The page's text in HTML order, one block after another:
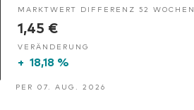
MARKTWERT DIFFERENZ 52 WOCHEN
1,45 €
VERÄNDERUNG
+ 18,18 %
PER 07. AUG. 2026